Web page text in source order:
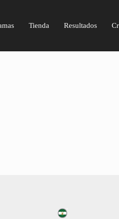
Tienda Resultados